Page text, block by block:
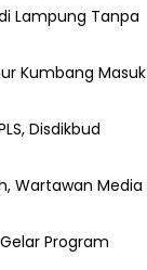
Lampung Tanpa
Kumbang Masuk
Disdikbud
Wartawan Media
Program